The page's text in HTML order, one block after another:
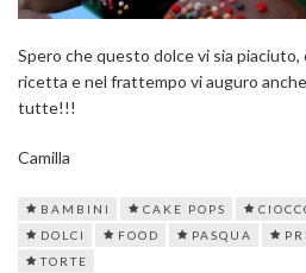
Spero che questo dolce vi sia piaciuto,
ricetta e nel frattempo vi auguro
tutte!!!
Camilla
BAMBINI CAKE POPS
DOLCI
FOOD PASQUA
TORTE